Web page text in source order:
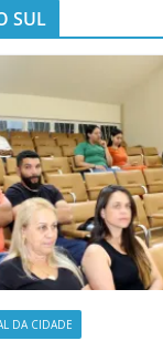
SUL
DA CIDADE